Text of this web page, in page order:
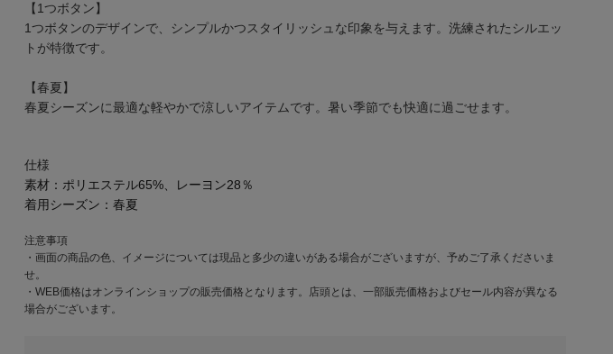
【1つボタン】
1つボタンのデザインで、シンプルかつスタイリッシュな印象を与えます。洗練されたシルエッ
トが特徴です。
【春夏】
春夏シーズンに最適な軽やかで涼しいアイテムです。暑い季節でも快適に過ごせます。
仕様
素材： ポリエステル65%、レーヨン28％
着用シーズン： 春夏
注意事項
・画面の商品の色、イメージについては現品と多少の違いがある場合がございますが、予めご了承くださいま
せ。
・WEB価格はオンラインショップの販売価格となります。店頭とは、一部販売価格およびセール内容が異なる
場合がございます。